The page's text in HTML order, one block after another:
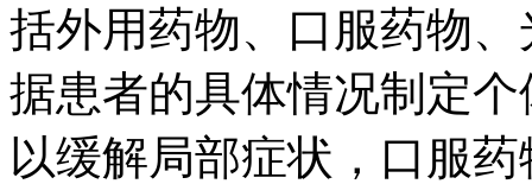
括外用药物、口服药物
据患者的具体情况制定
以缓解局部症状，口服